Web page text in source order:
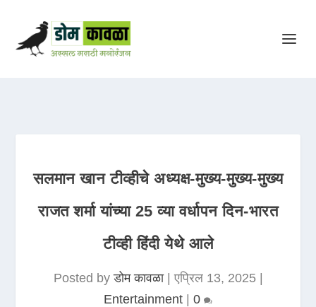
सलमान खान टीव्हीचे अध्यक्ष-मुख्य-मुख्य-मुख्य
राजत शर्मा यांच्या 25 व्या वर्धापन दिन-भारत
टीव्ही हिंदी येथे आले
Posted byडोम कावळा|एप्रिल 13, 2025|
Entertainment
0